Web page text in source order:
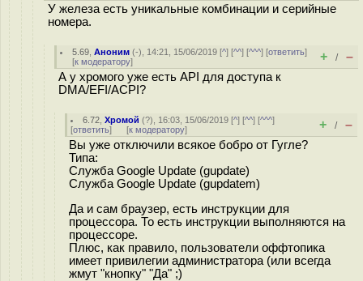
У железа есть уникальные комбинации и серийные
номера.
5.69 ,Аноним (-), 14:21, 15/06/2019 [^] [^^] [^^^] [ответить]
[к модератору] + / –
А у хромого уже есть API для доступа к
DMA/EFI/ACPI?
6.72 ,Хромой (?), 16:03, 15/06/2019 [^] [^^] [^^^]
[ответить] [к модератору] + / –
Вы уже отключили всякое бобро от Гугле?
Типа:
Служба Google Update (gupdate)
Служба Google Update (gupdatem)
Да и сам браузер, есть инструкции для
процессора. То есть инструкции выполняются на
процессоре.
Плюс, как правило, пользователи оффтопика
имеет привилегии администратора (или всегда
жмут "кнопку" "Да" ;)